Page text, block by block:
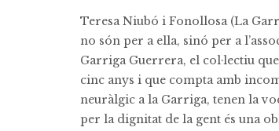
Teresa Niubó i Fonollosa (La
no són per a ella, sinó per a
Garriga Guerrera, el col·lectiu
cinc anys i que compta amb
neuràlgic a la Garriga, tenen la
per la dignitat de la gent és una